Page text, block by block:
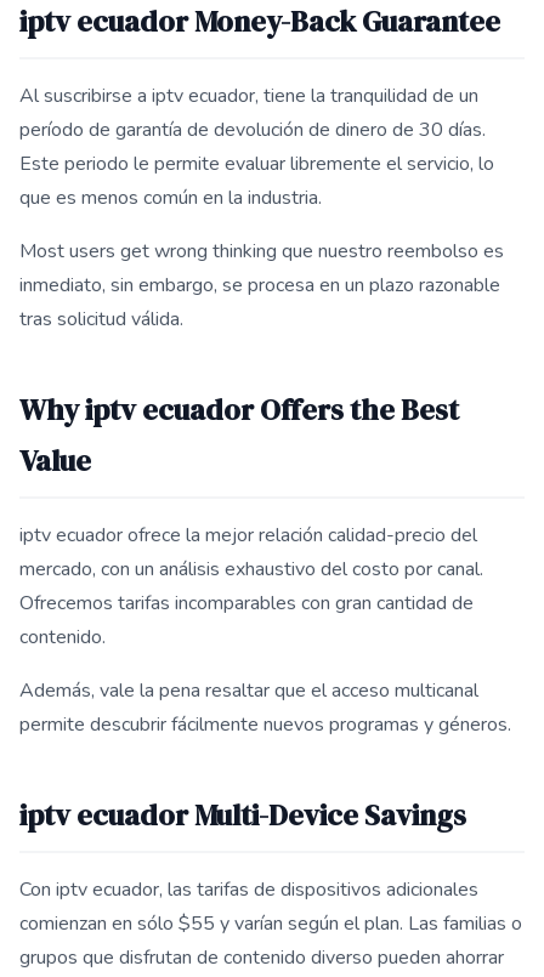
iptv ecuador Money-Back Guarantee
Al suscribirse a iptv ecuador, tiene la tranquilidad de un
período de garantía de devolución de dinero de 30 días.
Este periodo le permite evaluar libremente el servicio, lo
que es menos común en la industria.
Most users get wrong thinking que nuestro reembolso es
inmediato, sin embargo, se procesa en un plazo razonable
tras solicitud válida.
Why iptv ecuador Offers the Best
Value
iptv ecuador ofrece la mejor relación calidad-precio del
mercado, con un análisis exhaustivo del costo por canal.
Ofrecemos tarifas incomparables con gran cantidad de
contenido.
Además, vale la pena resaltar que el acceso multicanal
permite descubrir fácilmente nuevos programas y géneros.
iptv ecuador Multi-Device Savings
Con iptv ecuador, las tarifas de dispositivos adicionales
comienzan en sólo $55 y varían según el plan. Las familias o
grupos que disfrutan de contenido diverso pueden ahorrar